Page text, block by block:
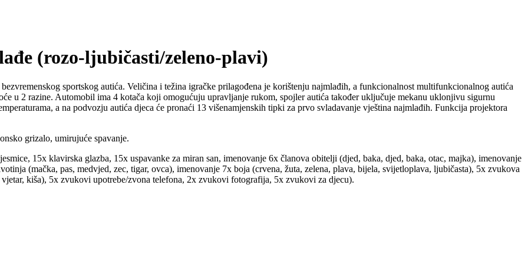
(rozo-ljubičasti/zeleno-plavi)
sportskog autića. Veličina i težina igračke prilagođena je korištenju najmlađih, a funkcionalnost multifunkcionalnog autića
u 2 razine. Automobil ima 4 kotača koji omogućuju upravljanje rukom, spojler autića također uključuje mekanu uklonjivu sigurnu
a na podvozju autića djeca će pronaći 13 višenamjenskih tipki za prvo svladavanje vještina najmlađih. Funkcija projektora
grizalo, umirujuće spavanje.
15x klavirska glazba, 15x uspavanke za miran san, imenovanje 6x članova obitelji (djed, baka, djed, baka, otac, majka), imenovanje
(mačka, pas, medvjed, zec, tigar, ovca), imenovanje 7x boja (crvena, žuta, zelena, plava, bijela, svijetloplava, ljubičasta), 5x zvukova
kiša), 5x zvukovi upotrebe/zvona telefona, 2x zvukovi fotografija, 5x zvukovi za djecu).